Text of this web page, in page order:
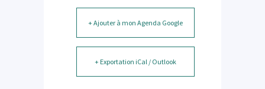
+ Ajouter à mon Agenda Google
+ Exportation iCal / Outlook